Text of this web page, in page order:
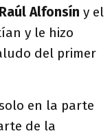
Raúl Alfonsín y el
y le hizo
del primer
en la parte
de la